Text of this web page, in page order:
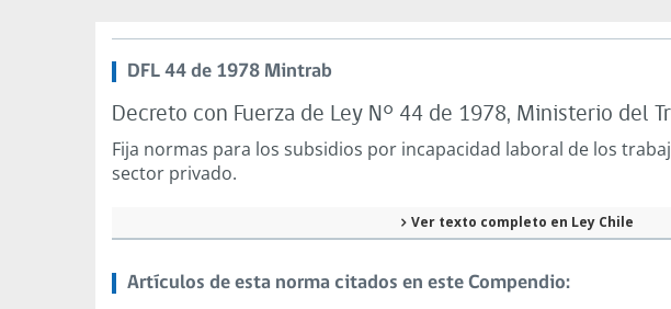
DFL 44 de 1978 Mintrab
Decreto con Fuerza de Ley N° 44 de 1978, Ministerio del
Fija normas para los subsidios por incapacidad laboral de los
sector privado.
Ver texto completo en Ley Chile
Artículos de esta norma citados en este Compendio: